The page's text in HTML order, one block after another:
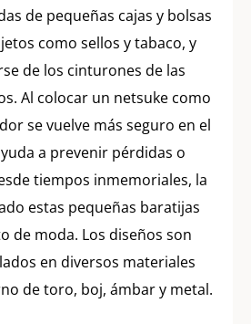
de pequeñas cajas y bolsas
como sellos y tabaco, y
de los cinturones de las
Al colocar un netsuke como
se vuelve más seguro en el
a prevenir pérdidas o
tiempos inmemoriales, la
estas pequeñas baratijas
de moda. Los diseños son
en diversos materiales
de toro, boj, ámbar y metal.